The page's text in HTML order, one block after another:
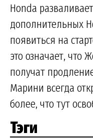
Honda
дополнительных
появиться на
это означает,
получат
Марини всегда
более, что тут
Тэги